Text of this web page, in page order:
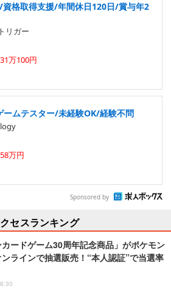
格取得支援/年間休日120日/賞与年2
リガー
万100円
ームテスター/未経験OK/経験不問
万円
Sponsored by
セスランキング
カードゲーム30周年記念商品」がポケモン
ラインで抽選販売！“本人認証”で当選率